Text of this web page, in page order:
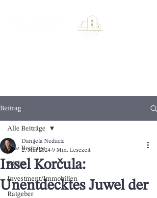
Beitrag
Alle Beiträge
Städte
Investment/Immobilien
Ratgeber
Alle Beiträge
Insel Korčula:
Unentdecktes Juwel der
Danijela Neducic
2. Mai 2024 9 Min. Lesezeit